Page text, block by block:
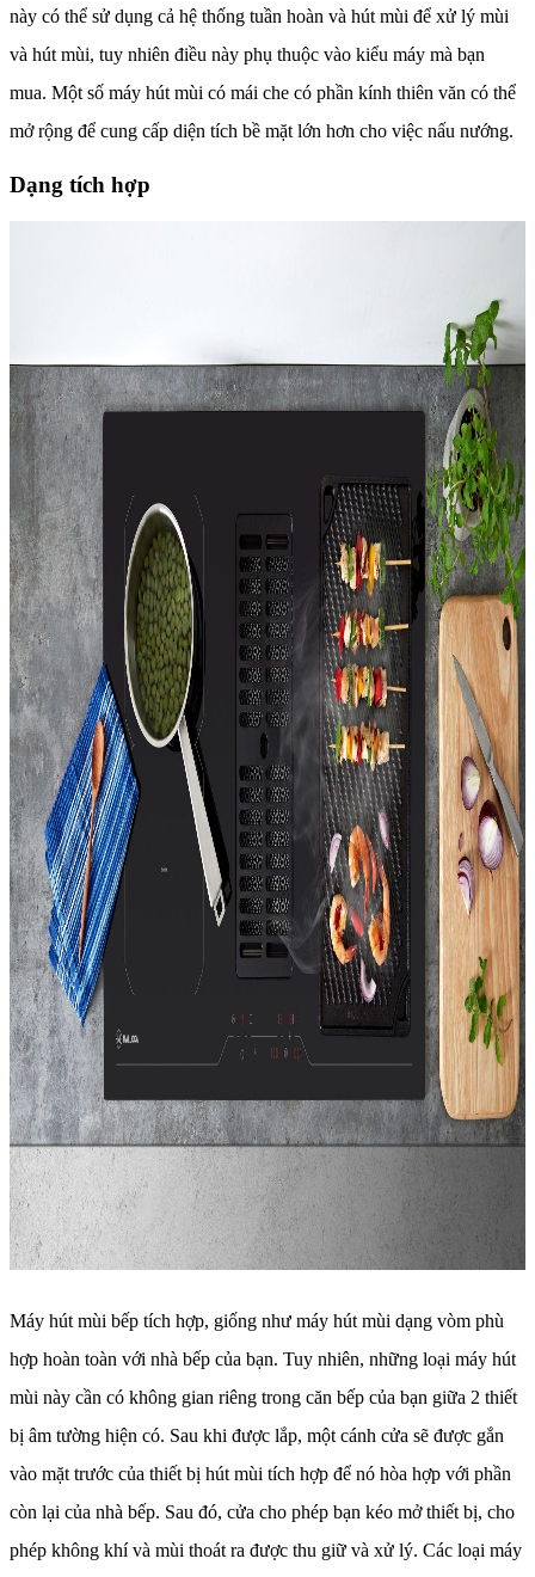
này có thể sử dụng cả hệ thống tuần hoàn và hút mùi để xử lý mùi
và hút mùi, tuy nhiên điều này phụ thuộc vào kiểu máy mà bạn
mua. Một số máy hút mùi có mái che có phần kính thiên văn có thể
mở rộng để cung cấp diện tích bề mặt lớn hơn cho việc nấu nướng.
Dạng tích hợp
Máy hút mùi bếp tích hợp, giống như máy hút mùi dạng vòm phù
hợp hoàn toàn với nhà bếp của bạn. Tuy nhiên, những loại máy hút
mùi này cần có không gian riêng trong căn bếp của bạn giữa 2 thiết
bị âm tường hiện có. Sau khi được lắp, một cánh cửa sẽ được gắn
vào mặt trước của thiết bị hút mùi tích hợp để nó hòa hợp với phần
còn lại của nhà bếp. Sau đó, cửa cho phép bạn kéo mở thiết bị, cho
phép không khí và mùi thoát ra được thu giữ và xử lý. Các loại máy